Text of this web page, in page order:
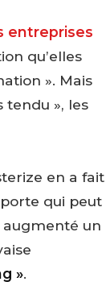
entreprises
qu’elles
». Mais
tendu », les
en a fait
qui peut
augmenté un
».